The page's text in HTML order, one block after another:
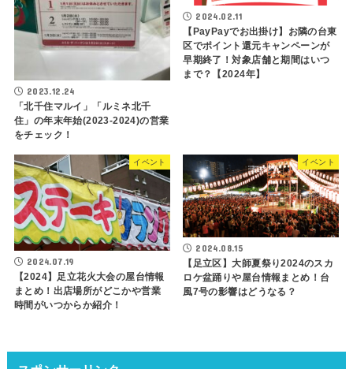
2023.12.24
「北千住マルイ」「ルミネ北千
住」の年末年始(2023-2024)の営業
をチェック！
2024.02.11
【PayPayでお出掛け】お隣の台東
区でポイント還元キャンペーンが
早期終了！対象店舗と期間はいつ
まで？【2024年】
イベント
2024.07.19
【2024】足立花火大会の屋台情報
まとめ！出店場所がどこかや営業
時間がいつからか紹介！
イベント
2024.08.15
【足立区】大師夏祭り2024のスカ
ロケ盆踊りや屋台情報まとめ！台
風7号の影響はどうなる？